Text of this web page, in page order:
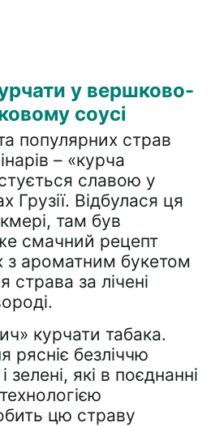
у вершково-
соусі
популярних страв
– «курча
славою у
Грузії. Відбулася ця
там був
смачний рецепт
з ароматним букетом
страва за лічені
курчати табака.
рясніє безліччю
зелені, які в поєднанні
цю страву